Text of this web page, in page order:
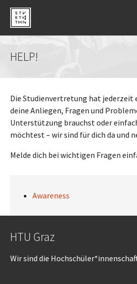
HELP!
Die Studienvertretung hat jederzeit
deine Anliegen, Fragen und
Unterstützung brauchst oder
möchtest – wir sind für dich da und
Melde dich bei wichtigen Fragen
Awareness
HTU Graz
Wir sind die